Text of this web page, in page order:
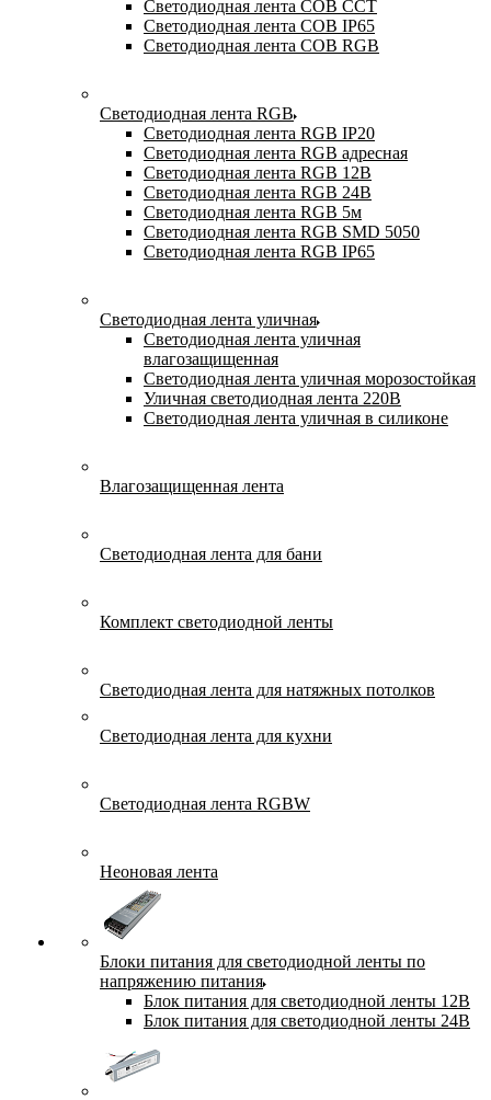
Светодиодная лента COB CCT
Светодиодная лента COB IP65
Светодиодная лента COB RGB
Светодиодная лента RGB
Светодиодная лента RGB IP20
Светодиодная лента RGB адресная
Светодиодная лента RGB 12В
Светодиодная лента RGB 24В
Светодиодная лента RGB 5м
Светодиодная лента RGB SMD 5050
Светодиодная лента RGB IP65
Светодиодная лента уличная
Светодиодная лента уличная
влагозащищенная
Светодиодная лента уличная морозостойкая
Уличная светодиодная лента 220В
Светодиодная лента уличная в силиконе
Влагозащищенная лента
Светодиодная лента для бани
Комплект светодиодной ленты
Светодиодная лента для натяжных потолков
Светодиодная лента для кухни
Светодиодная лента RGBW
Неоновая лента
Блоки питания для светодиодной ленты по
напряжению питания
Блок питания для светодиодной ленты 12В
Блок питания для светодиодной ленты 24В